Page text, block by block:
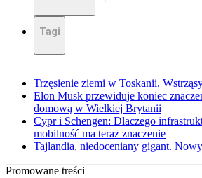
Tagi
Trzęsienie ziemi w Toskanii.
Elon Musk przewiduje koniec
domową w Wielkiej Brytanii
Cypr i Schengen: Dlaczego
mobilność ma teraz znaczenie
Tajlandia, niedoceniany gigant.
Promowane treści